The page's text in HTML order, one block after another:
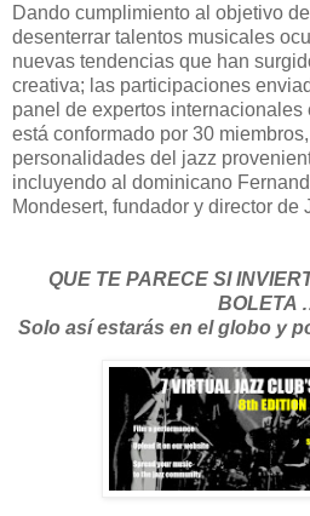
Dando cumplimiento al objetivo
desenterrar talentos musicales
nuevas tendencias que han
creativa; las participaciones
panel de expertos internacionales
está conformado por 30
personalidades del jazz
incluyendo al dominicano
Mondesert, fundador y director de
QUE TE PARECE SI
BOLETA
Solo así estarás en el globo y